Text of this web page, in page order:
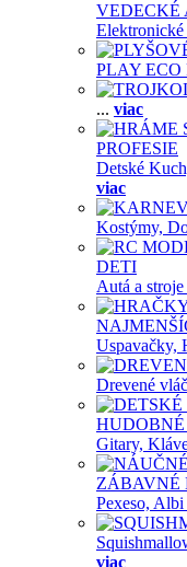
VEDECKÉ
Elektronické
PLAY ECO
... viac
PROFESIE
Detské
viac
Kostýmy,
DETI
Autá a stroje
Uspavačky,
Drevené
HUDOBNÉ
Gitary,
ZÁBAVNÉ
Pexeso, Albi
viac